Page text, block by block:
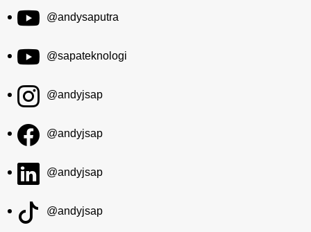
@andysaputra
@sapateknologi
@andyjsap
@andyjsap
@andyjsap
@andyjsap